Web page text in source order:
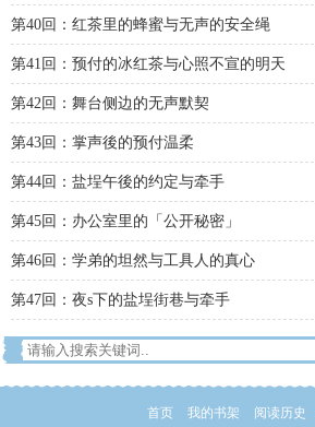
第40回：红茶里的蜂蜜与无声的安全绳
第41回：预付的冰红茶与心照不宣的明天
第42回：舞台侧边的无声默契
第43回：掌声後的预付温柔
第44回：盐埕午後的约定与牵手
第45回：办公室里的「公开秘密」
第46回：学弟的坦然与工具人的真心
第47回：夜s下的盐埕街巷与牵手
首页 我的书架 阅读历史